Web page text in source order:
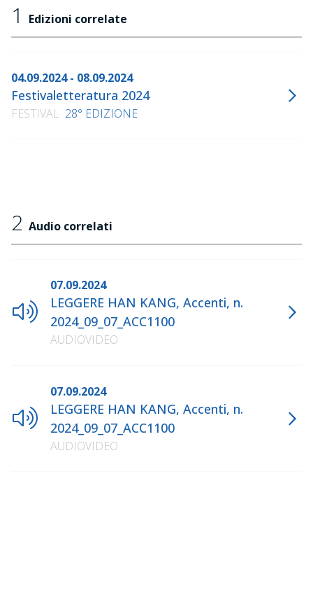
1 Edizioni correlate
04.09.2024 - 08.09.2024
Festivaletteratura 2024
FESTIVAL 28° EDIZIONE
2 Audio correlati
07.09.2024
LEGGERE HAN KANG, Accenti, n.
2024_09_07_ACC1100
AUDIOVIDEO
07.09.2024
LEGGERE HAN KANG, Accenti, n.
2024_09_07_ACC1100
AUDIOVIDEO